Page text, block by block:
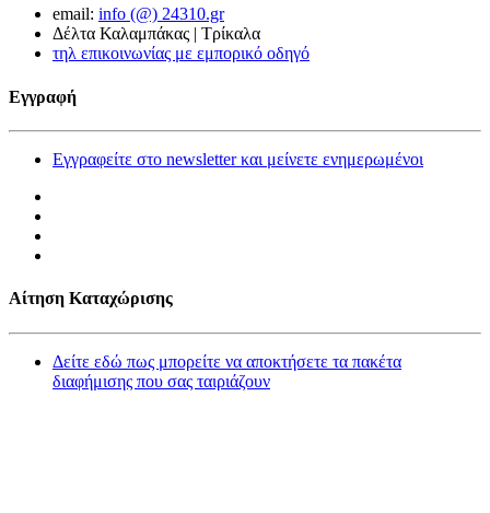
email: info (@) 24310.gr
Δέλτα Καλαμπάκας | Τρίκαλα
τηλ επικοινωνίας με εμπορικό οδηγό
Εγγραφή
Εγγραφείτε στο newsletter και μείνετε ενημερωμένοι
Αίτηση Καταχώρισης
Δείτε εδώ πως μπορείτε να αποκτήσετε τα πακέτα
διαφήμισης που σας ταιριάζουν